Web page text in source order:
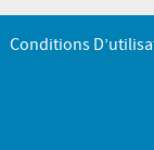
Conditions